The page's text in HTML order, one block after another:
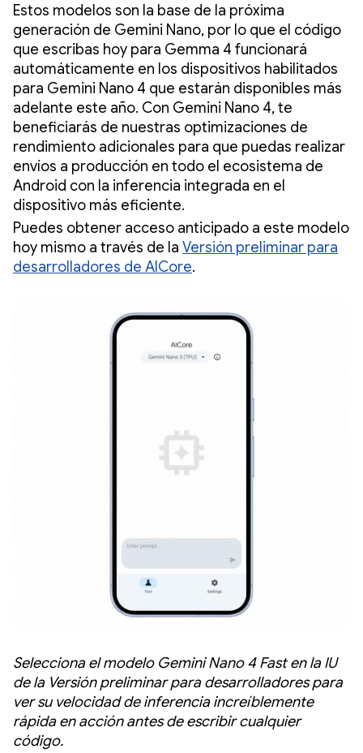
Estos modelos son la base de la próxima
generación de Gemini Nano, por lo que el código
que escribas hoy para Gemma 4 funcionará
automáticamente en los dispositivos habilitados
para Gemini Nano 4 que estarán disponibles más
adelante este año. Con Gemini Nano 4, te
beneficiarás de nuestras optimizaciones de
rendimiento adicionales para que puedas realizar
envíos a producción en todo el ecosistema de
Android con la inferencia integrada en el
dispositivo más eficiente.
Puedes obtener acceso anticipado a este modelo
hoy mismo a través de la Versión preliminar para
desarrolladores de AICore.
Selecciona el modelo Gemini Nano 4 Fast en la IU
de la Versión preliminar para desarrolladores para
ver su velocidad de inferencia increíblemente
rápida en acción antes de escribir cualquier
código.